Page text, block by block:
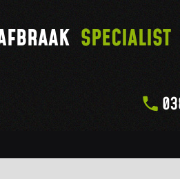
SPECIALIST